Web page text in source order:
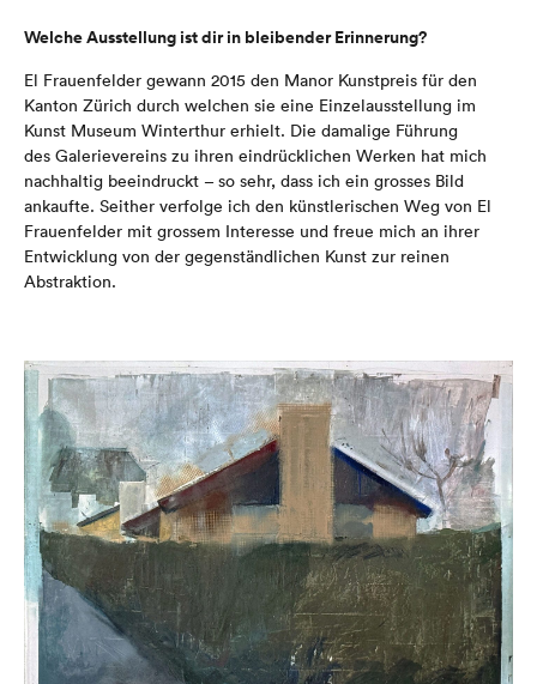
Welche Ausstellung ist dir in bleibender Erinnerung?
El Frauenfelder gewann 2015 den Manor Kunstpreis für den
Kanton Zürich durch welchen sie eine Einzelausstellung im
Kunst Museum Winterthur erhielt. Die damalige Führung
des Galerievereins zu ihren eindrücklichen Werken hat mich
nachhaltig beeindruckt – so sehr, dass ich ein grosses Bild
ankaufte. Seither verfolge ich den künstlerischen Weg von El
Frauenfelder mit grossem Interesse und freue mich an ihrer
Entwicklung von der gegenständlichen Kunst zur reinen
Abstraktion.